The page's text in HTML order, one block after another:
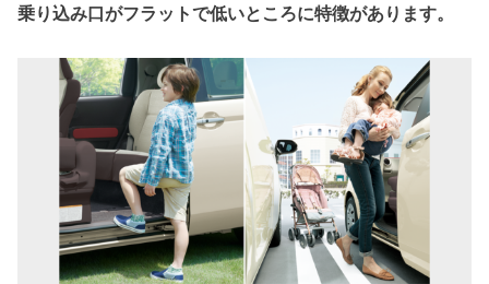
乗り込み口がフラットで低いところに特徴があります。